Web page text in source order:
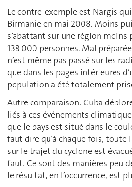
Le contre-exemple est Nargis
Birmanie en mai 2008. Moins
s’abattant sur une région moins
138 000 personnes. Mal
n’est même pas passé sur les
que dans les pages intérieures
population a été totalement
Autre comparaison: Cuba
liés à ces événements
que le pays est situé dans le
faut dire qu’à chaque fois,
sur le trajet du cyclone est
faut. Ce sont des manières peu
le résultat, en l’occurrence, est